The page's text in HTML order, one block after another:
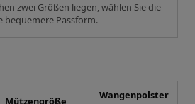
zwei Größen liegen, wählen Sie die
bequemere Passform.
Mützengröße
Wangenpolster